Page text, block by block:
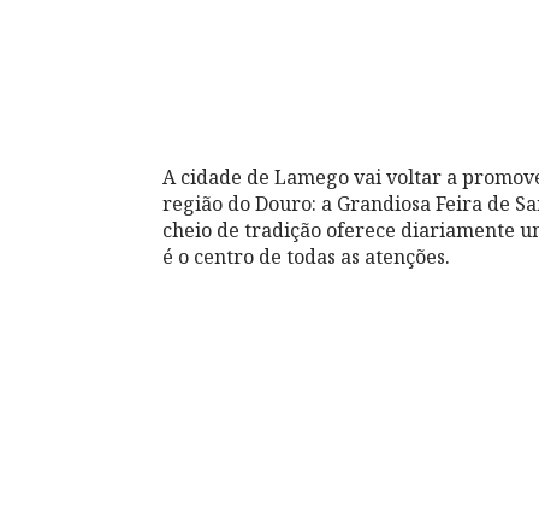
A cidade de Lamego vai voltar a
região do Douro: a Grandiosa Feira de
cheio de tradição oferece diariamente
é o centro de todas as atenções.